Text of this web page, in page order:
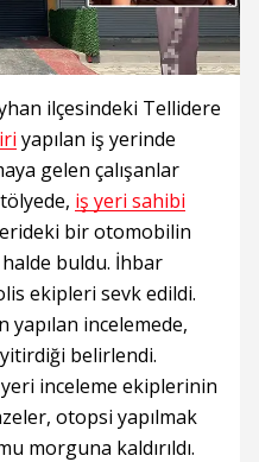
ilçesindeki Tellidere
yapılan iş yerinde
gelen çalışanlar
iş yeri sahibi
bir otomobilin
buldu. İhbar
ekipleri sevk edildi.
yapılan incelemede,
yitirdiği belirlendi.
yeri inceleme ekiplerinin
otopsi yapılmak
morguna kaldırıldı.